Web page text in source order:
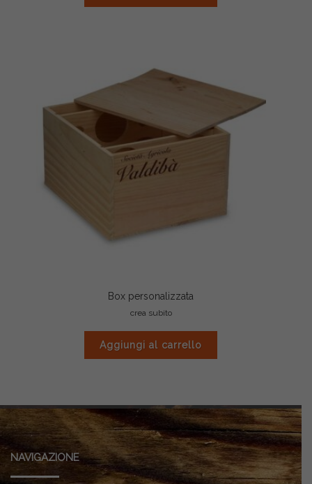
Box personalizzata
crea subito
Aggiungi al carrello
NAVIGAZIONE